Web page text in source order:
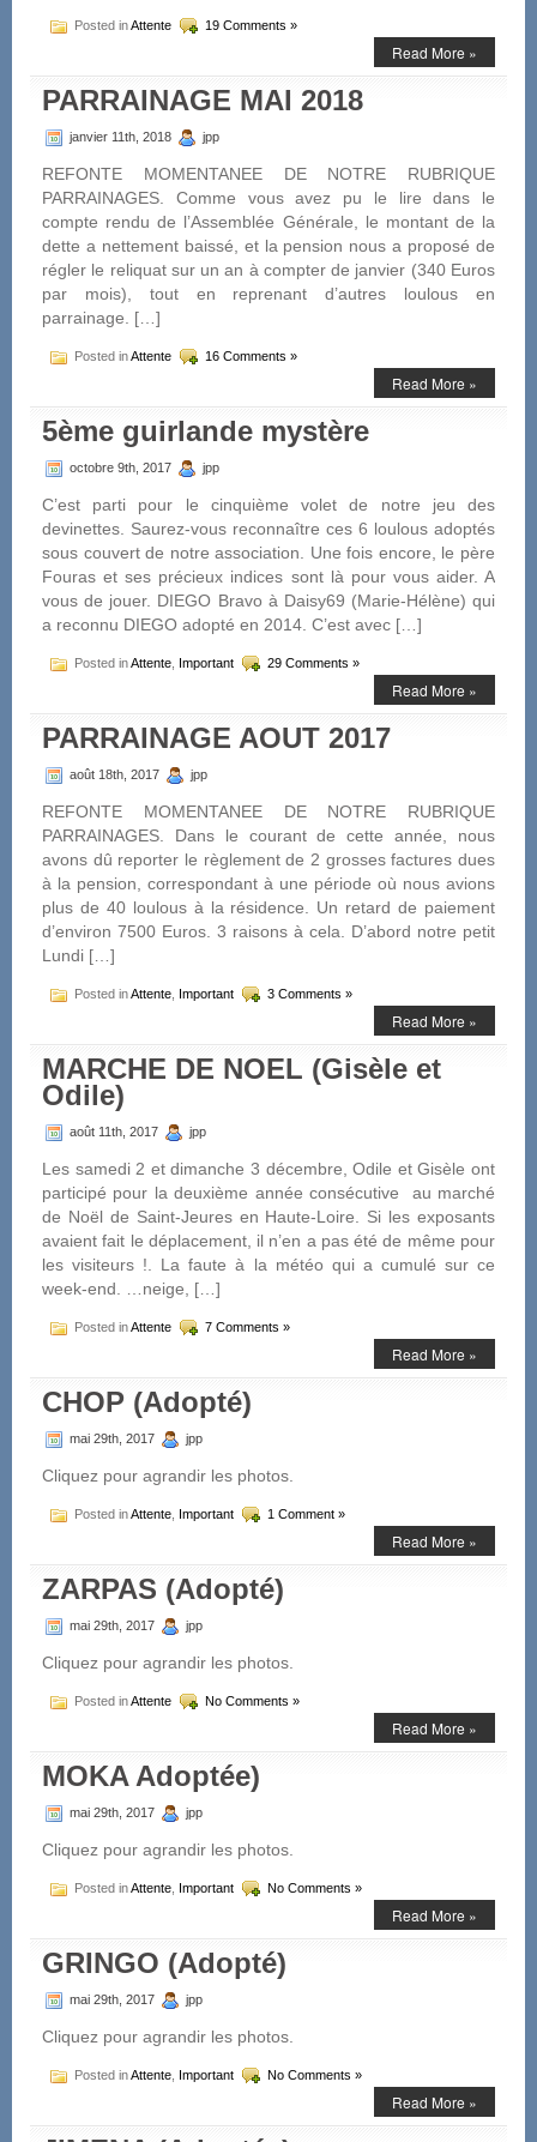
Posted inAttente 19 Comments »
Read More »
PARRAINAGE MAI 2018
janvier 11th, 2018 jpp
REFONTE MOMENTANEE DE NOTRE RUBRIQUE
PARRAINAGES. Comme vous avez pu le lire dans le
compte rendu de l’Assemblée Générale, le montant de la
dette a nettement baissé, et la pension nous a proposé de
régler le reliquat sur un an à compter de janvier (340 Euros
par mois), tout en reprenant d’autres loulous en
parrainage. […]
Posted inAttente 16 Comments »
Read More »
5ème guirlande mystère
octobre 9th, 2017 jpp
C’est parti pour le cinquième volet de notre jeu des
devinettes. Saurez-vous reconnaître ces 6 loulous adoptés
sous couvert de notre association. Une fois encore, le père
Fouras et ses précieux indices sont là pour vous aider. A
vous de jouer. DIEGO Bravo à Daisy69 (Marie-Hélène) qui
a reconnu DIEGO adopté en 2014. C’est avec […]
Posted inAttente Important 29 Comments »
Read More »
PARRAINAGE AOUT 2017
août 18th, 2017 jpp
REFONTE MOMENTANEE DE NOTRE RUBRIQUE
PARRAINAGES. Dans le courant de cette année, nous
avons dû reporter le règlement de 2 grosses factures dues
à la pension, correspondant à une période où nous avions
plus de 40 loulous à la résidence. Un retard de paiement
d’environ 7500 Euros. 3 raisons à cela. D’abord notre petit
Lundi […]
Posted inAttente Important 3 Comments »
Read More »
MARCHE DE NOEL (Gisèle et
Odile)
août 11th, 2017 jpp
Les samedi 2 et dimanche 3 décembre, Odile et Gisèle ont
participé pour la deuxième année consécutive au marché
de Noël de Saint-Jeures en Haute-Loire. Si les exposants
avaient fait le déplacement, il n’en a pas été de même pour
les visiteurs !. La faute à la météo qui a cumulé sur ce
week-end. …neige, […]
Posted inAttente 7 Comments »
Read More »
CHOP (Adopté)
mai 29th, 2017 jpp
Cliquez pour agrandir les photos.
Posted inAttente Important 1 Comment »
Read More »
ZARPAS (Adopté)
mai 29th, 2017 jpp
Cliquez pour agrandir les photos.
Posted inAttente No Comments »
Read More »
MOKA Adoptée)
mai 29th, 2017 jpp
Cliquez pour agrandir les photos.
Posted inAttente Important No Comments »
Read More »
GRINGO (Adopté)
mai 29th, 2017 jpp
Cliquez pour agrandir les photos.
Posted inAttente Important No Comments »
Read More »